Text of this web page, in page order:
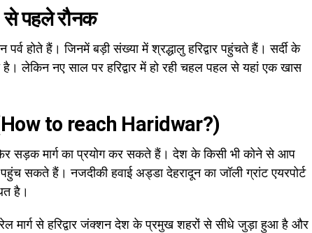
से पहले रौनक
होते हैं। जिनमें बड़ी संख्या में श्रद्धालु हरिद्वार पहुंचते हैं। सर्दी के
है। लेकिन नए साल पर हरिद्वार में हो रही चहल पहल से यहां एक खास
(How to reach Haridwar?)
फिर सड़क मार्ग का प्रयोग कर सकते हैं। देश के किसी भी कोने से आप
सकते हैं। नजदीकी हवाई अड्डा देहरादून का जॉली ग्रांट एयरपोर्ट
है।
मार्ग से हरिद्वार जंक्शन देश के प्रमुख शहरों से सीधे जुड़ा हुआ है और